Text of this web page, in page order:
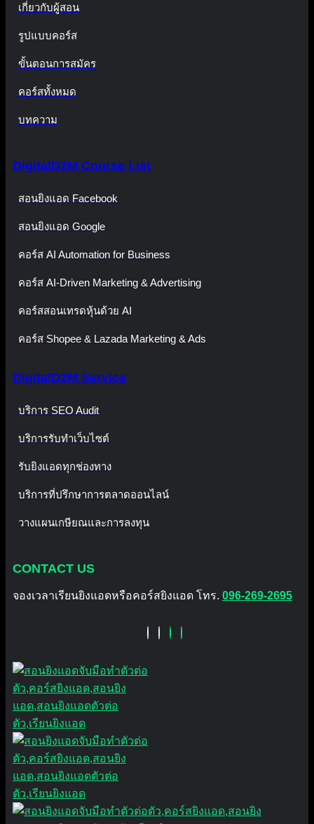
เกี่ยวกับผู้สอน
รูปแบบคอร์ส
ขั้นตอนการสมัคร
คอร์สทั้งหมด
บทความ
DigitalD2M Course List
สอนยิงแอด Facebook
สอนยิงแอด Google
คอร์ส AI Automation for Business
คอร์ส AI-Driven Marketing & Advertising
คอร์สสอนเทรดหุ้นด้วย AI
คอร์ส Shopee & Lazada Marketing & Ads
DigitalD2M Service
บริการ SEO Audit
บริการรับทำเว็บไซต์
รับยิงแอดทุกช่องทาง
บริการที่ปรึกษาการตลาดออนไลน์
วางแผนเกษียณและการลงทุน
CONTACT US
จองเวลาเรียนยิงแอดหรือคอร์สยิงแอด โทร. 096-269-2695